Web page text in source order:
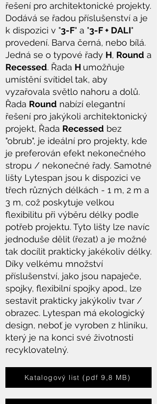
řešení pro architektonické projekty.
Dodává se řadou příslušenství a je
k dispozici v "3-F" a "3-F + DALI"
provedení. Barva černá, nebo bílá.
Jedná se o typové řady H, Round a
Recessed. Řada H umožňuje
umístění svítidel tak, aby
vyzařovala světlo nahoru a dolů.
Řada Round nabízí elegantní
řešení pro jakýkoli architektonický
projekt, Řada Recessed bez
"obrub", je ideální pro projekty, kde
je preferován efekt nekonečného
stropu / nekonečné řady. Samotné
lišty Lytespan jsou k dispozici ve
třech různých délkách - 1 m, 2 m a
3 m, což poskytuje velkou
flexibilitu při výběru délky podle
potřeb projektu. Tyto lišty lze navíc
jednoduše dělit (řezat) a je možné
tak docílit prakticky jakékoliv délky.
Díky velkému množství
příslušenství, jako jsou napaječe,
spojky, flexibilní spojky apod., lze
sestavit prakticky jakýkoliv tvar /
obrazec. Lytespan má ekologický
design, neboť je vyroben z hliníku,
který je na konci své životnosti
recyklovatelný.
Katalogový list (pdf 9,8 MB)